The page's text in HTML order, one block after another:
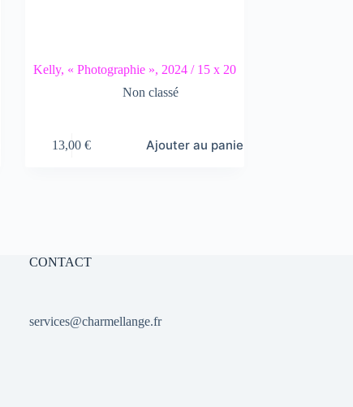
Kelly, « Photographie », 2024 / 15 x 20
Non classé
13,00€ Ajouter au panier
CONTACT
services@charmellange.fr